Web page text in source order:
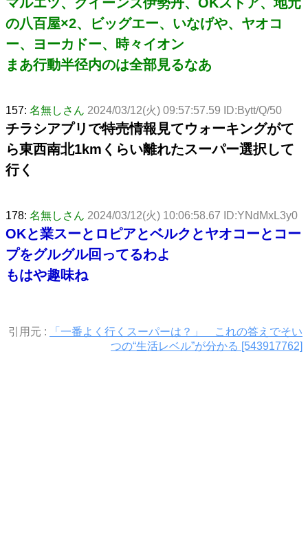
の八百屋×2、ビッグエー、いなげや、ヤオコ
ー、ヨーカドー、時々イオン
まあ行動半径内のは全部見るなあ
157: 名無しさん 2024/03/12(火) 09:57:57.59 ID:Bytt/Q/50
チラシアプリで特売情報見てウォーキングがて
ら東西南北1kmくらい離れたスーパー選択して
行く
178: 名無しさん 2024/03/12(火) 10:06:58.67 ID:YNdMxL3y0
OKと業スーとロピアとベルクとヤオコーとコー
プをグルグル回ってるわよ
もはや趣味ね
引用元 :
「一番よく行くスーパーは？」 これの答えでそい
つの“生活レベル”が分かる [543917762]